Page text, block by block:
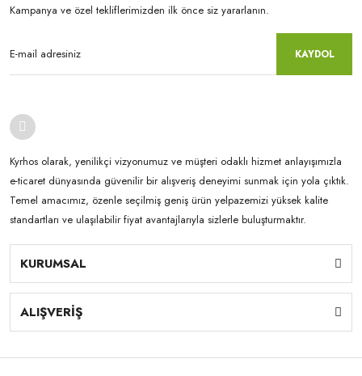
Kampanya ve özel tekliflerimizden ilk önce siz yararlanın.
KAYDOL
Kyrhos olarak, yenilikçi vizyonumuz ve müşteri odaklı hizmet anlayışımızla
e-ticaret dünyasında güvenilir bir alışveriş deneyimi sunmak için yola çıktık.
Temel amacımız, özenle seçilmiş geniş ürün yelpazemizi yüksek kalite
standartları ve ulaşılabilir fiyat avantajlarıyla sizlerle buluşturmaktır.
KURUMSAL
ALIŞVERİŞ